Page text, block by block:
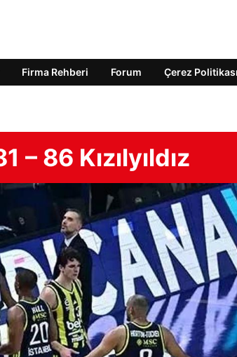
Firma Rehberi Forum Çerez Politikası
86 Kızılyıldız